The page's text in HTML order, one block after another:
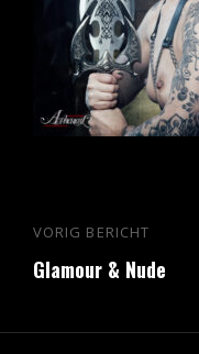
Bericht
navigatie
Vorig
bericht
VORIG BERICHT
Glamour & Nude